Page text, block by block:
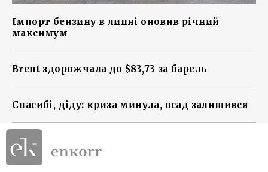
Імпорт бензину в липні оновив річний
максимум
Brent здорожчала до $83,73 за барель
Спасибі, діду: криза минула, осад залишився